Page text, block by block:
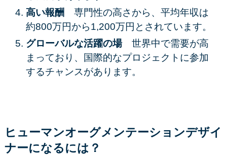
高い報酬 専門性の高さから、平均年収は
約800万円から1,200万円とされています。​
グローバルな活躍の場 世界中で需要が高
まっており、国際的なプロジェクトに参加
するチャンスがあります。​
ヒューマンオーグメンテーションデザイ
ナーになるには？